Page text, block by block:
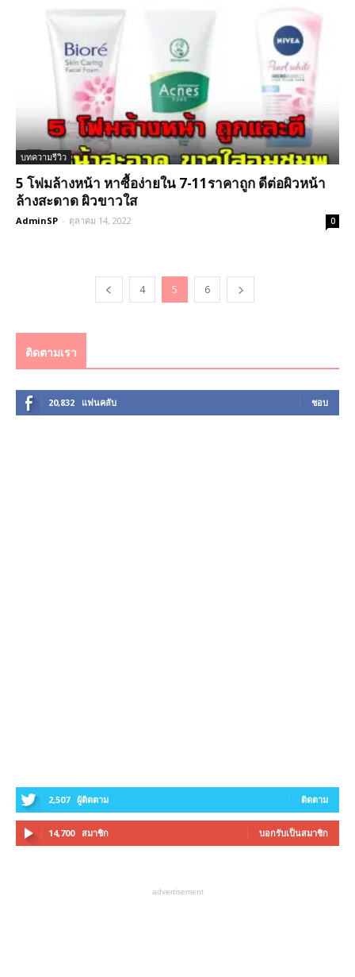
บทความรีวิว
5 โฟมล้างหน้า หาซื้อง่ายใน 7-11ราคาถูก ดีต่อผิวหน้า
ล้างสะดาด ผิวขาวใส
AdminSP - ตุลาคม 14, 2022 0
4 5 6
ติดตามเรา
20,832 แฟนคลับ ชอบ
2,507 ผู้ติดตาม ติดตาม
14,700 สมาชิก บอกรับเป็นสมาชิก
advertisement